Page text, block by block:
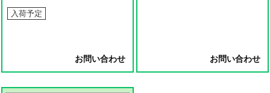
入荷予定
お問い合わせ お問い合わせ